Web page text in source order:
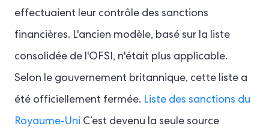
effectuaient leur contrôle des sanctions
financières. L'ancien modèle, basé sur la liste
consolidée de l'OFSI, n'était plus applicable.
Selon le gouvernement britannique, cette liste a
été officiellement fermée. Liste des sanctions du
Royaume-Uni C’est devenu la seule source